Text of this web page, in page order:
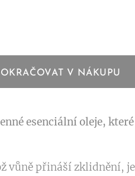
V NÁKUPU
esenciální oleje,
vůně přináší zklidnění,